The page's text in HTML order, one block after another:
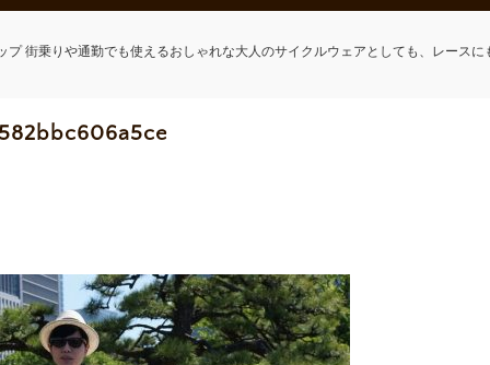
街乗りや通勤でも使えるおしゃれな大人のサイクルウェアとしても、レース